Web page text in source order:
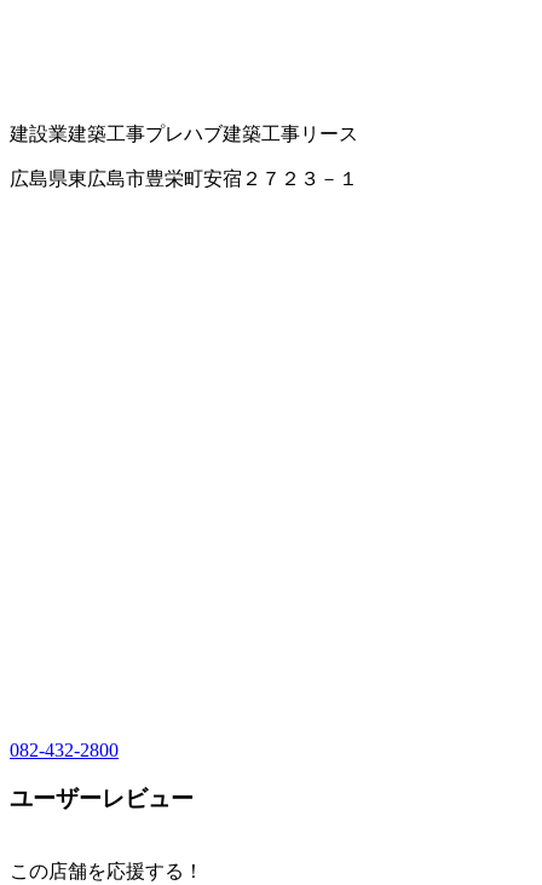
建設業建築工事プレハブ建築工事リース
広島県東広島市豊栄町安宿２７２３－１
082-432-2800
ユーザーレビュー
この店舗を応援する！